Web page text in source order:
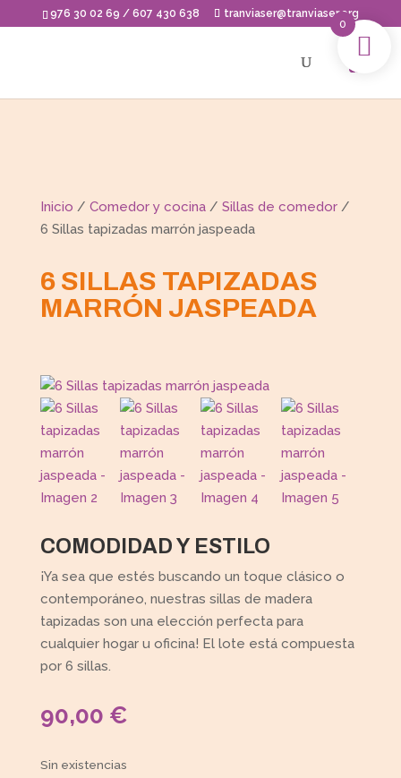
to
976 30 02 69 / 607 430 638 tranviaser@tranviaser.org
Inicio / Comedor y cocina/ Sillas de comedor/
6 Sillas tapizadas marrón jaspeada
6 SILLAS TAPIZADAS
MARRÓN JASPEADA
COMODIDAD Y ESTILO
¡Ya sea que estés buscando un toque clásico o
contemporáneo, nuestras sillas de madera
tapizadas son una elección perfecta para
cualquier hogar u oficina! El lote está compuesta
por 6 sillas.
90,00 €
Sin existencias
0